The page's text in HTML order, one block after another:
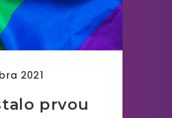
2021
prvou